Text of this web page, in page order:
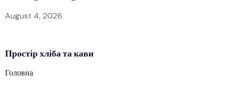
August 4, 2026
Простірхлібата кави
Головна